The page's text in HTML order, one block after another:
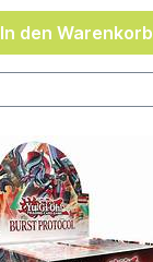
In den Warenkorb